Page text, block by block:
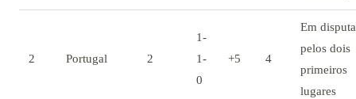
2 Portugal 2
1-
1-
0
+5 4
Em disputa
pelos dois
primeiros
lugares